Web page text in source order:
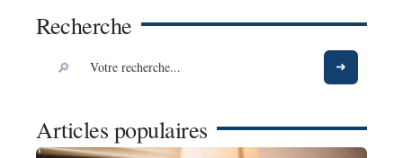
Recherche
Articles populaires